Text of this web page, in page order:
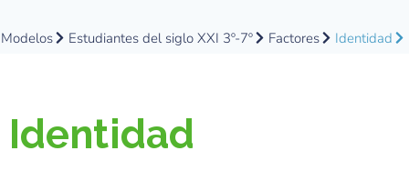
Modelos Estudiantes del siglo XXI 3º-7º Factores Identidad
Identidad